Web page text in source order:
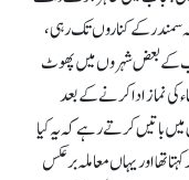
سمندر کے کناروں تک رہی،
کے بعض شہروں میں پھوٹ
نماز ادا کرنے کے بعد
باتیں کرتے رہے کہ یہ کیا
تھا اور یہاں معاملہ برعکس